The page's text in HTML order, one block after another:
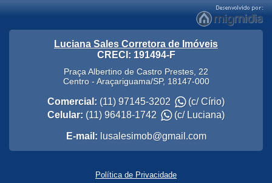
Luciana Sales Corretora de Imóveis
CRECI: 191494-F
Praça Albertino de Castro Prestes, 22
Centro-Araçariguama/SP, 18147-000
Comercial: (11) 97145-3202
(c/ Círio)
Celular: (11) 96418-1742 (c/ Luciana)
E-mail: lusalesimob@gmail.com
Política de Privacidade